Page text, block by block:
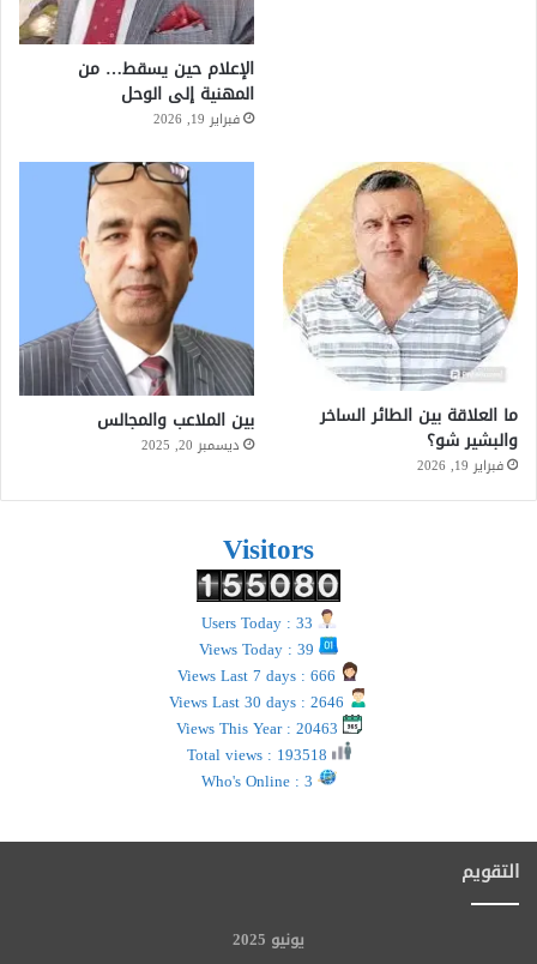
الإعلام حين يسقط… من
المهنية إلى الوحل
فبراير 19, 2026
ما العلاقة بين الطائر الساخر
والبشير شو؟
فبراير 19, 2026
بين الملاعب والمجالس
ديسمبر 20, 2025
Visitors
التقويم
يونيو 2025